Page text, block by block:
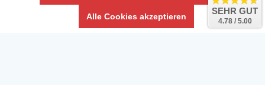
Umwelt und Entsorgung
Vertrag widerrufen
Alle Cookies akzeptieren
SEHR GUT
4.78 / 5.00